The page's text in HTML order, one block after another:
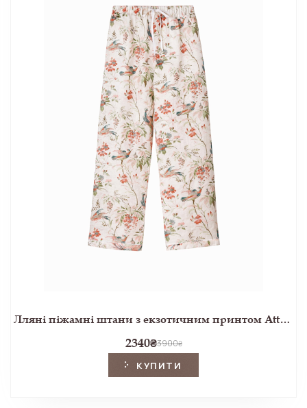
Лляні піжамні штани з екзотичним принтом Attleton
2340₴3900₴
КУПИТИ